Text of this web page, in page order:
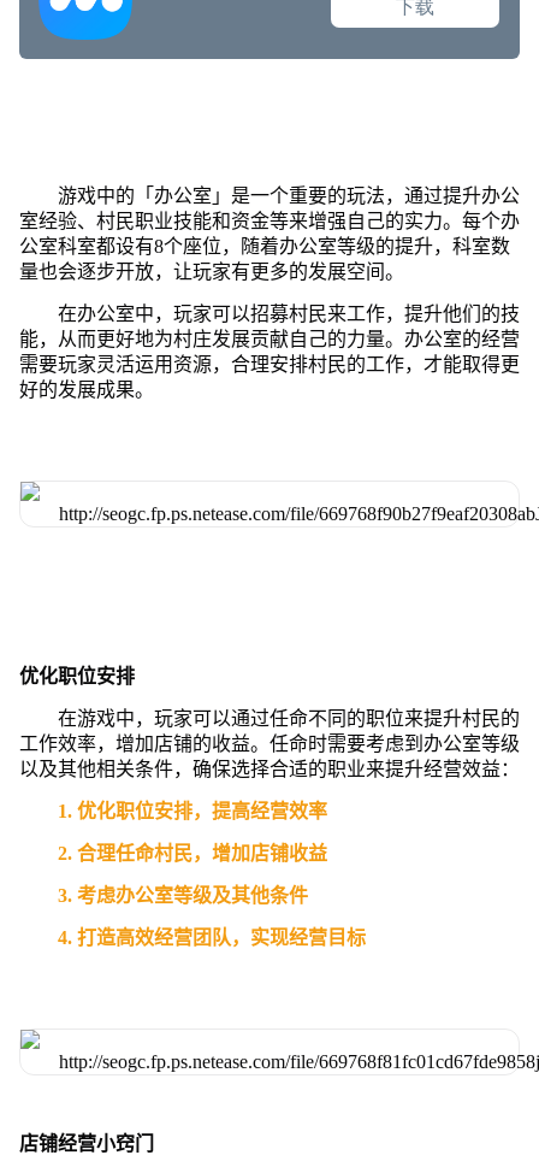
游戏中的「办公室」是一个重要的玩法，通过提升办公
室经验、村民职业技能和资金等来增强自己的实力。每个办
公室科室都设有8个座位，随着办公室等级的提升，科室数
量也会逐步开放，让玩家有更多的发展空间。
在办公室中，玩家可以招募村民来工作，提升他们的技
能，从而更好地为村庄发展贡献自己的力量。办公室的经营
需要玩家灵活运用资源，合理安排村民的工作，才能取得更
好的发展成果。
优化职位安排
在游戏中，玩家可以通过任命不同的职位来提升村民的
工作效率，增加店铺的收益。任命时需要考虑到办公室等级
以及其他相关条件，确保选择合适的职业来提升经营效益：
1. 优化职位安排，提高经营效率
2. 合理任命村民，增加店铺收益
3. 考虑办公室等级及其他条件
4. 打造高效经营团队，实现经营目标
店铺经营小窍门